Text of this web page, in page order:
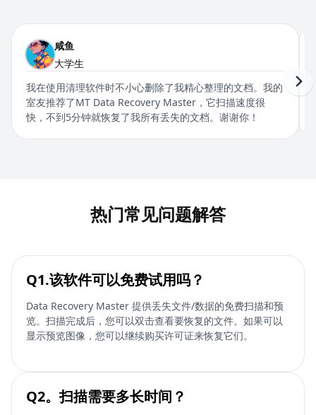
咸鱼
大学生
我在使用清理软件时不小心删除了我精心整理的文档。我的
室友推荐了MT Data Recovery Master，它扫描速度很
快，不到5分钟就恢复了我所有丢失的文档。谢谢你！
热门常见问题解答
Q1.该软件可以免费试用吗？
Data Recovery Master 提供丢失文件/数据的免费扫描和预
览。扫描完成后，您可以双击查看要恢复的文件。如果可以
显示预览图像，您可以继续购买许可证来恢复它们。
Q2。扫描需要多长时间？